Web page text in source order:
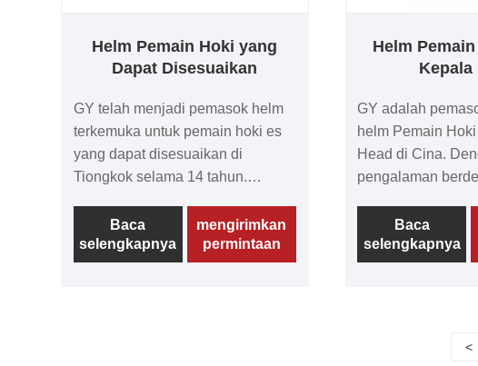
Helm Pemain Hoki yang
Dapat Disesuaikan
GY telah menjadi pemasok helm
terkemuka untuk pemain hoki es
yang dapat disesuaikan di
Tiongkok selama 14 tahun.
memberikan produk berkualitas
tinggi sambil menawarkan harga
yang menarik. Helm Pemain Hoki
Baca
selengkapnya
mengirimkan
permintaan
Helm
Kepala
GY adalah
helm Pemain
Head di Cina.
pengalaman
diri dalam
berkualitas tinggi.
kami terkenal
Baca
selengkapnya
<